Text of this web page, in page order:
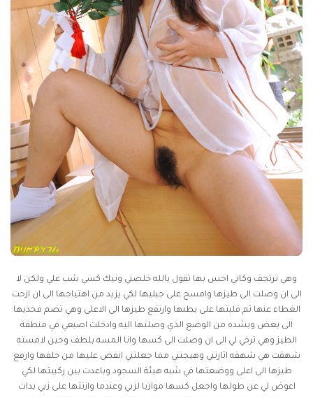
وهي ترتجف وكاني احس بها تقول يالله خلصني ونيك كسي شب علي ولكن لا
الى ان وصلت الى طيزها وامسح على جبليها لكي يزيد من اهتياجها الى ان ازحت
الغطاء عنها ثم قلبتها على بطنها وارتفع طيزها الى الاعلى وهي تضم فخذيها
الى بعض وبشده من الوضع الذي وصلتها اليه وادخلت اصبعي في منطقة
الطيز وهي ترخي لي الى ان وصلت الى كسها وانا المسه بلطف وحين لامسته
شهقت هي شهقه اثارتني وهيجتني مما جعلتني انقض عليها من خلفها وارفع
طيزها الى اعلى ووضعتها في شبه هيئة السجود وباعدت بين ركبيتها لكي
اعوض لي عن طولها واجعل كسها موازيا لزبي وعندما وازنتها على زبي بدات